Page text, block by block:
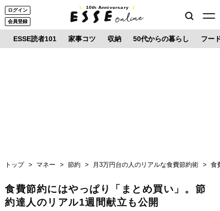
ログイン
会員登録
10th Anniversary
ESSE読者101 家事コツ 収納 50代からの暮らし フー
トップ マネー 節約 月3万円台の人のリアルな食費節約術 食
食費節約にはやっぱり「まとめ買い」。節
約達人のリアル1週間献立も公開